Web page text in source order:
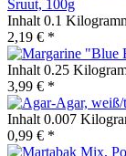
Sruut, 100g
Inhalt 0.1
2,19 € *
Inhalt 0.25
3,99 € *
Inhalt 0.007
0,99 € *